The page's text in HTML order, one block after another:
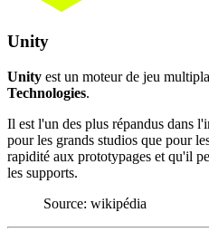
Unity
Unity est un moteur de jeu
Technologies.
Il est l'un des plus répandus dans
pour les grands studios que pour
rapidité aux prototypages et qu'il
les supports.
Source: wikipédia